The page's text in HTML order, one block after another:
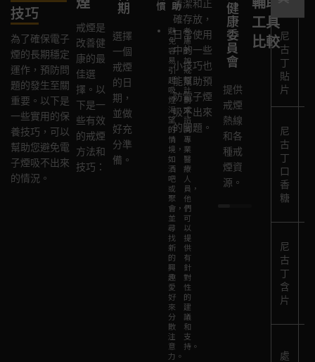
技巧
為了確保電子
煙的長期穩定
運作，預防問
題的發生至關
重要。以下是
一些實用的保
養技巧，可以
幫助您避免電
子煙吸不出來
的情況。
戒煙是
改善健
康的最
佳選
擇。以
下是一
些有效
的戒煙
方法和
技巧：
期
選擇
一個
戒煙
的日
期，
並做
好充
分準
備。
告
劃，
勵。
助
工
具
使用
尼古
丁替
代療
法
（如
貼
片、
口香
糖、
含
片）
或處
方藥
來減
少尼
古丁
渴
望。
慣
避
免
容
易
引
起
吸
煙
渴
望
的
情
境，
如
酒
吧
或
聚
會，
並
尋
找
新
的
興
趣
愛
好
來
分
散
注
意
力。
助
考
慮
參
加
戒
煙
計
劃
或
諮
詢
專
業
醫
療
人
員，
他
們
可
以
提
供
有
針
對
性
的
建
議
和
支
持。
清潔和正
確存放，
日常使用
中的一些
小技巧也
能幫助預
防電子煙
吸不出來
的問題。
健
康
委
員
會
提供
戒煙
熱線
和各
種戒
煙資
源。
很多
醫療
參加
戒煙
支持
團
體，
他戒
煙者
交流
經驗
和支
持。
工具
比較尼
古
丁
貼
片
尼
古
丁
口
香
糖
尼
古
丁
含
片
處